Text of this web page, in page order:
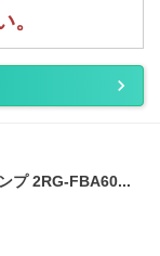
。
プ 2RG-FBA60...